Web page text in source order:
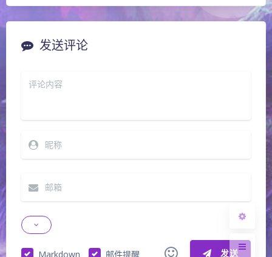
夜间模式
深阴影
关闭 日落 暗化 灰度
发送评论
Markdown 邮件提醒 发送